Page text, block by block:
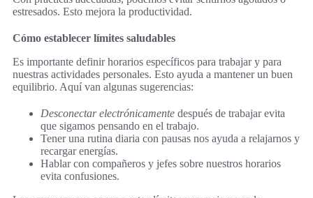
estresados. Esto mejora la productividad.
Cómo establecer límites saludables
Es importante definir horarios específicos para trabajar y para
nuestras actividades personales. Esto ayuda a mantener un buen
equilibrio. Aquí van algunas sugerencias:
Desconectar electrónicamente después de trabajar evita
que sigamos pensando en el trabajo.
Tener una rutina diaria con pausas nos ayuda a relajarnos y
recargar energías.
Hablar con compañeros y jefes sobre nuestros horarios
evita confusiones.